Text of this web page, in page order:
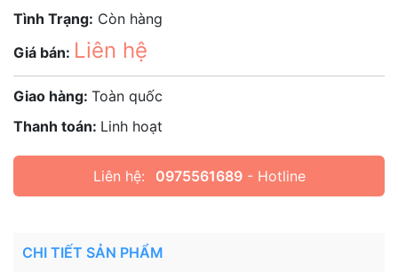
Tình Trạng: Còn hàng
Giá bán: Liên hệ
Giao hàng: Toàn quốc
Thanh toán: Linh hoạt
Liên hệ: 0975561689- Hotline
CHI TIẾT SẢN PHẨM